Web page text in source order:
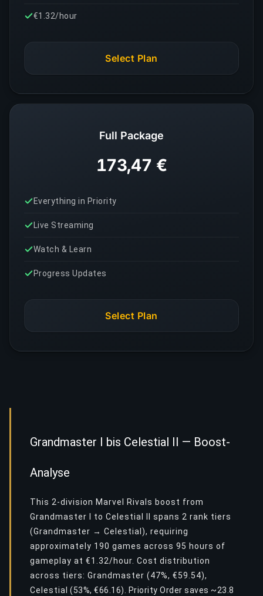
€1.32/hour
Select Plan
Full Package
173,47 €
Everything in Priority
Live Streaming
Watch & Learn
Progress Updates
Select Plan
Grandmaster I bis Celestial II — Boost-
Analyse
This 2-division Marvel Rivals boost from
Grandmaster I to Celestial II spans 2 rank tiers
(Grandmaster → Celestial), requiring
approximately 190 games across 95 hours of
gameplay at €1.32/hour. Cost distribution
across tiers: Grandmaster (47%, €59.54),
Celestial (53%, €66.16). Priority Order saves ~23.8